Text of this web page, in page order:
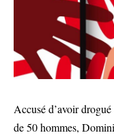
Accusé d’avoir
de 50 hommes,